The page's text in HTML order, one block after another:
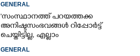
GENERAL
'സംസ്ഥാനത്ത് പറയത്തക്ക
അനിഷ്ടസംഭവങ്ങള്‍ റിപ്പോര്‍ട്ട്
ചെയ്തിട്ടില്ല, എല്ലാം
GENERAL